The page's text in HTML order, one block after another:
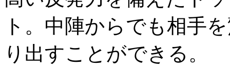
ト。中陣からでも相手
り出すことができる。